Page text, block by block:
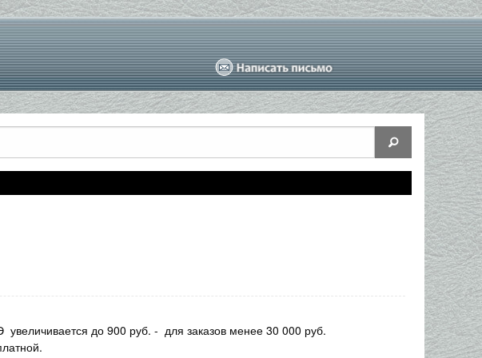
до 900 руб. - для заказов менее 30 000 руб.